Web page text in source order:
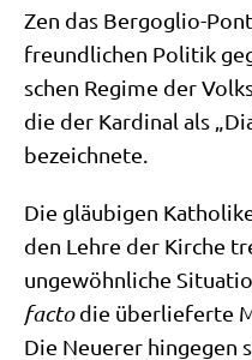
Zen das Berg­o­glio-
freund­li­chen Poli­tik
schen Regime der
die der Kar­di­nal als
bezeichnete.
Die gläu­bi­gen
den Leh­re der Kir­che
unge­wöhn­li­che
fac­todie über­lie­fer­te
Die Neue­rer hin­ge­gen